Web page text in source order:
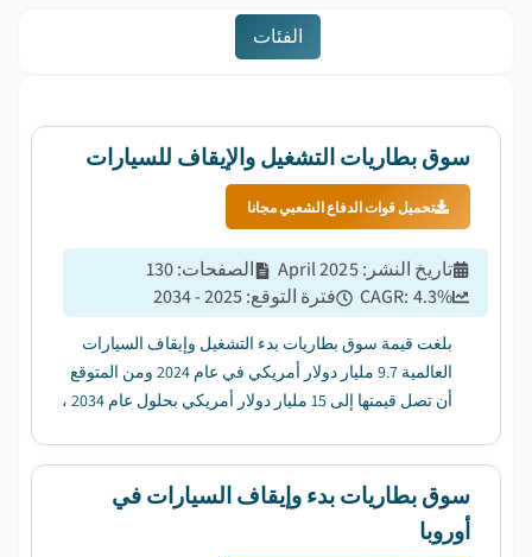
الفئات
سوق بطاريات التشغيل والإيقاف للسيارات
تحميل قوات الدفاع الشعبي مجانا
تاريخ النشر :
April 2025 الصفحات:
130
CAGR: 4.3% فترة التوقع:
2025 - 2034
بلغت قيمة سوق بطاريات بدء التشغيل وإيقاف السيارات
العالمية 9.7 مليار دولار أمريكي في عام 2024 ومن المتوقع
أن تصل قيمتها إلى 15 مليار دولار أمريكي بحلول عام 2034 ،
سوق بطاريات بدء وإيقاف السيارات في
أوروبا